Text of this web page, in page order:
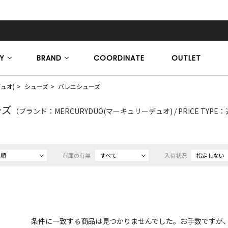
BRAND COORDINATE OUTLET
オ) シューズ バレエシューズ
（ブランド：MERCURYDUO(マーキュリーデュオ) / PRICE TYPE
在庫の有無 すべて 入荷状況 指定しない
条件に一致する商品は見つかりませんでした。お手数ですが